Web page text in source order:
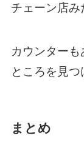
チェーン店み
カウンター
ところを見つ
まとめ